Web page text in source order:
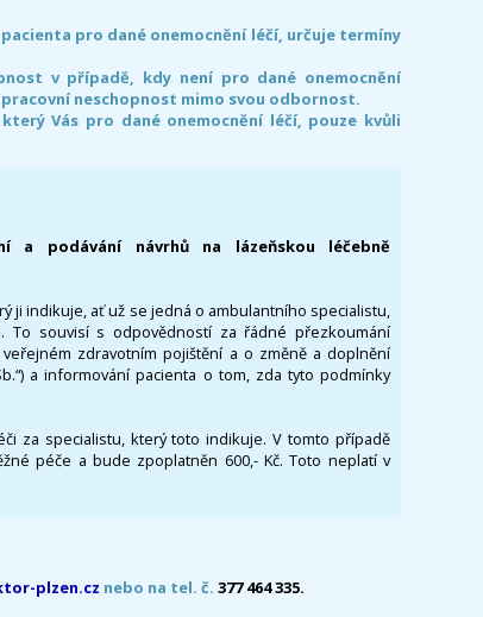
pro dané onemocnění léčí, určuje termíny
v případě, kdy není pro dané onemocnění
neschopnost mimo svou odbornost.
Vás pro dané onemocnění léčí, pouze kvůli
a podávání návrhů na lázeňskou léčebně
ji indikuje, ať už se jedná o ambulantního specialistu,
To souvisí s odpovědností za řádné přezkoumání
zdravotním pojištění a o změně a doplnění
a informování pacienta o tom, zda tyto podmínky
za specialistu, který toto indikuje. V tomto případě
péče a bude zpoplatněn 600,- Kč. Toto neplatí v
plzen.cz nebo na tel. č. 377 464 335.